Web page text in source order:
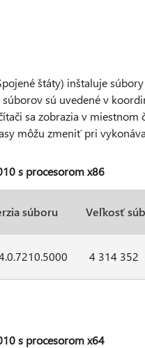
štáty) inštaluje
sú uvedené v
sa zobrazia v miestnom
môžu zmeniť pri
s procesorom x86
súboru Veľkosť
4 314 352
s procesorom x64